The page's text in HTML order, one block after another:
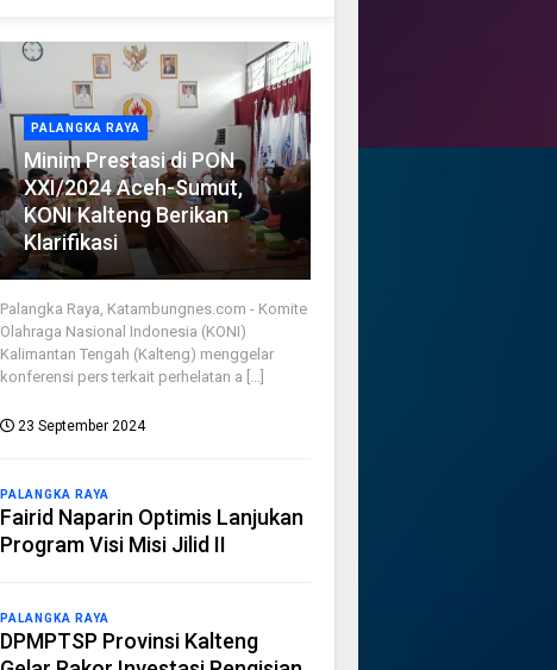
PALANGKA RAYA
Minim Prestasi di PON
XXI/2024 Aceh-Sumut,
KONI Kalteng Berikan
Klarifikasi
Palangka Raya, Katambungnes.com - Komite
Olahraga Nasional Indonesia (KONI)
Kalimantan Tengah (Kalteng) menggelar
konferensi pers terkait perhelatan a [...]
23 September 2024
PALANGKA RAYA
Fairid Naparin Optimis Lanjukan
Program Visi Misi Jilid II
PALANGKA RAYA
DPMPTSP Provinsi Kalteng